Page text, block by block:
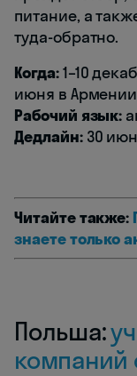
питание, а
туда-обратно.
Когда:1–10
июня в Армении
Рабочий язык:
Дедлайн:30
Читайте также:
знаете только
Польша:
компаний